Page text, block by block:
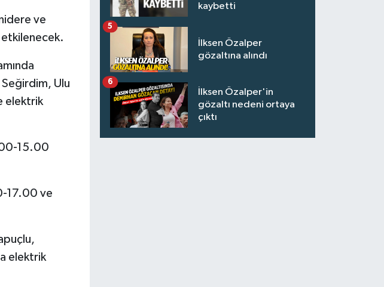
ve
Seğirdim, Ulu
elektrik
15.00
17.00 ve
elektrik
kaybetti
İlksen Özalper
gözaltına alındı
5
İlksen Özalper'in
gözaltı nedeni ortaya
çıktı
6